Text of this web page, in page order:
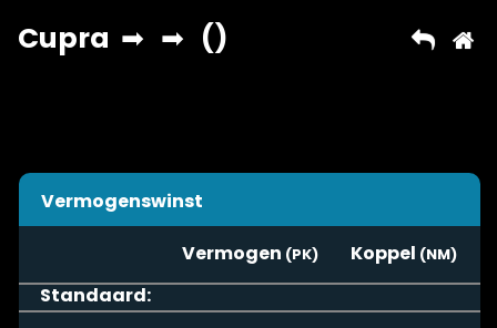
Vermogenswinst
Vermogen
Koppel
Standaard: